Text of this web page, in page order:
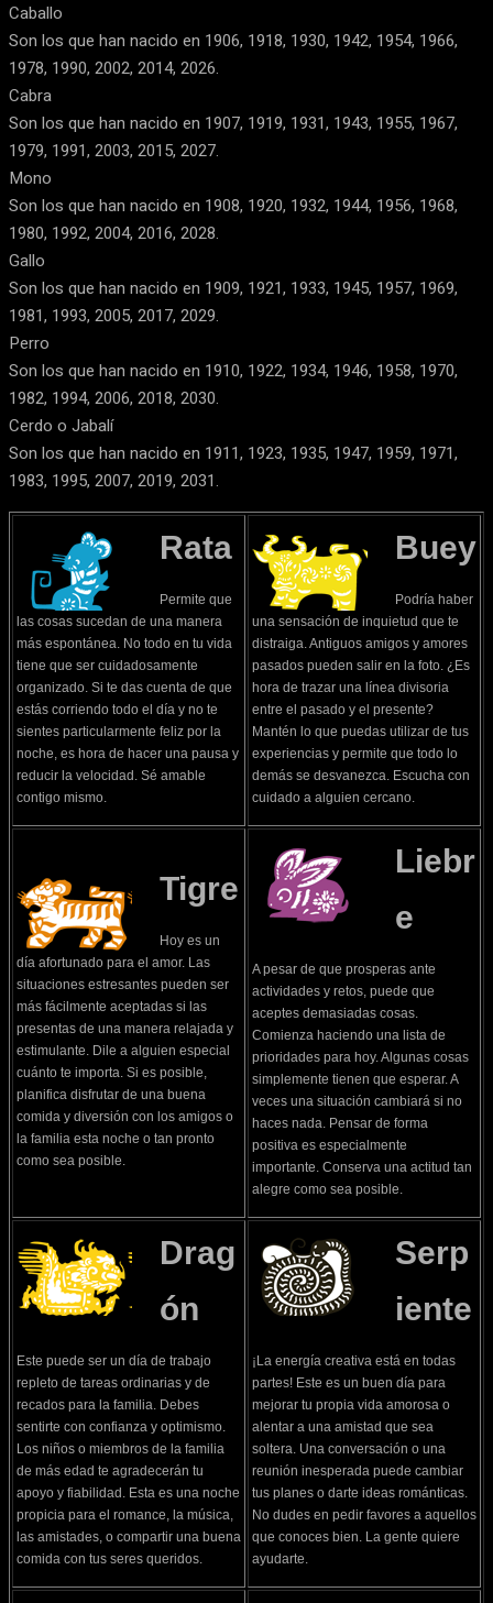
Caballo
Son los que han nacido en 1906, 1918, 1930, 1942, 1954, 1966,
1978, 1990, 2002, 2014, 2026.
Cabra
Son los que han nacido en 1907, 1919, 1931, 1943, 1955, 1967,
1979, 1991, 2003, 2015, 2027.
Mono
Son los que han nacido en 1908, 1920, 1932, 1944, 1956, 1968,
1980, 1992, 2004, 2016, 2028.
Gallo
Son los que han nacido en 1909, 1921, 1933, 1945, 1957, 1969,
1981, 1993, 2005, 2017, 2029.
Perro
Son los que han nacido en 1910, 1922, 1934, 1946, 1958, 1970,
1982, 1994, 2006, 2018, 2030.
Cerdo o Jabalí
Son los que han nacido en 1911, 1923, 1935, 1947, 1959, 1971,
1983, 1995, 2007, 2019, 2031.
Rata
Permite que
las cosas sucedan de una manera
más espontánea. No todo en tu vida
tiene que ser cuidadosamente
organizado. Si te das cuenta de que
estás corriendo todo el día y no te
sientes particularmente feliz por la
noche, es hora de hacer una pausa y
reducir la velocidad. Sé amable
contigo mismo.
Buey
Podría haber
una sensación de inquietud que te
distraiga. Antiguos amigos y amores
pasados pueden salir en la foto. ¿Es
hora de trazar una línea divisoria
entre el pasado y el presente?
Mantén lo que puedas utilizar de tus
experiencias y permite que todo lo
demás se desvanezca. Escucha con
cuidado a alguien cercano.
Tigre
Hoy es un
día afortunado para el amor. Las
situaciones estresantes pueden ser
más fácilmente aceptadas si las
presentas de una manera relajada y
estimulante. Dile a alguien especial
cuánto te importa. Si es posible,
planifica disfrutar de una buena
comida y diversión con los amigos o
la familia esta noche o tan pronto
como sea posible.
Liebr
e
A pesar de que prosperas ante
actividades y retos, puede que
aceptes demasiadas cosas.
Comienza haciendo una lista de
prioridades para hoy. Algunas cosas
simplemente tienen que esperar. A
veces una situación cambiará si no
haces nada. Pensar de forma
positiva es especialmente
importante. Conserva una actitud tan
alegre como sea posible.
Drag
ón
Este puede ser un día de trabajo
repleto de tareas ordinarias y de
recados para la familia. Debes
sentirte con confianza y optimismo.
Los niños o miembros de la familia
de más edad te agradecerán tu
apoyo y fiabilidad. Esta es una noche
propicia para el romance, la música,
las amistades, o compartir una buena
comida con tus seres queridos.
Serp
iente
¡La energía creativa está en todas
partes! Este es un buen día para
mejorar tu propia vida amorosa o
alentar a una amistad que sea
soltera. Una conversación o una
reunión inesperada puede cambiar
tus planes o darte ideas románticas.
No dudes en pedir favores a aquellos
que conoces bien. La gente quiere
ayudarte.